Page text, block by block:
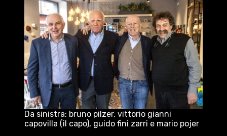
Da sinistra: bruno pilzer, vittorio gianni
capovilla (il capo), guido fini zarri e mario pojer